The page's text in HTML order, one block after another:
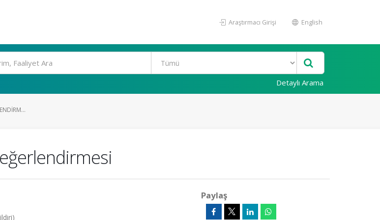
Araştırmacı Girişi English
Detaylı Arama
Paylaş